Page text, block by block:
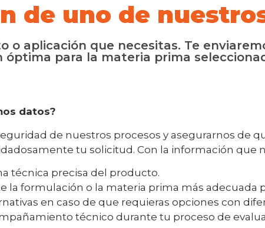
de uno de
o aplicación que necesitas. Te
óptima para la materia prima
datos?
de nuestros procesos y asegurarnos de
tu solicitud. Con la información que
técnica precisa del producto.
la formulación o la materia prima más adecuada
en caso de que requieras opciones con
técnico durante tu proceso de